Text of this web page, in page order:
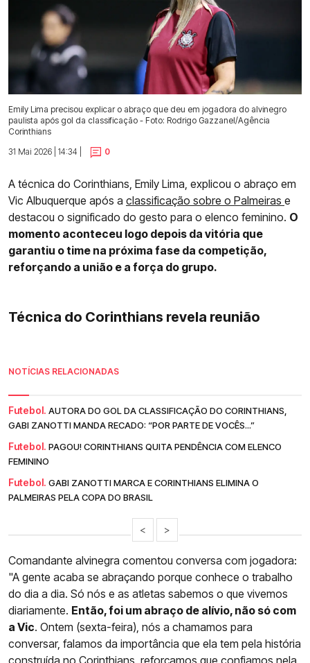
Emily Lima precisou explicar o abraço que deu em jogadora do alvinegro
paulista após gol da classificação - Foto: Rodrigo Gazzanel/Agência
Corinthians
31 Mai 2026 | 14:34 |
0
A técnica do Corinthians, Emily Lima, explicou o abraço em
Vic Albuquerque após a classificação sobre o Palmeiras e
destacou o significado do gesto para o elenco feminino. O
momento aconteceu logo depois da vitória que
garantiu o time na próxima fase da competição,
reforçando a união e a força do grupo.
Técnica do Corinthians revela reunião
NOTÍCIAS RELACIONADAS
Futebol. AUTORA DO GOL DA CLASSIFICAÇÃO DO CORINTHIANS,
GABI ZANOTTI MANDA RECADO: “POR PARTE DE VOCÊS...”
Futebol. PAGOU! CORINTHIANS QUITA PENDÊNCIA COM ELENCO
FEMININO
Futebol. GABI ZANOTTI MARCA E CORINTHIANS ELIMINA O
PALMEIRAS PELA COPA DO BRASIL
< >
Comandante alvinegra comentou conversa com jogadora:
"A gente acaba se abraçando porque conhece o trabalho
do dia a dia. Só nós e as atletas sabemos o que vivemos
diariamente. Então, foi um abraço de alívio, não só com
a Vic. Ontem (sexta-feira), nós a chamamos para
conversar, falamos da importância que ela tem pela história